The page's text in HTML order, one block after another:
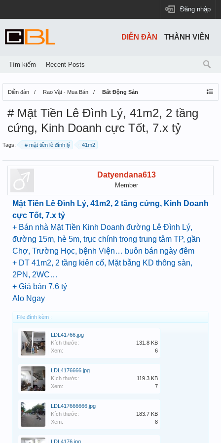
Đăng nhập
Diễn đàn Rao Vặt - Mua Bán Bất Động Sản
# Mặt Tiền Lê Đình Lý, 41m2, 2 tầng
cứng, Kinh Doanh cực Tốt, 7.x tỷ
Tags: # mặt tiền lê đình lý 41m2
Datyendana613
Member
Mặt Tiền Lê Đình Lý, 41m2, 2 tầng cứng, Kinh Doanh
cực Tốt, 7.x tỷ
+ Bán nhà Mặt Tiền Kinh Doanh đường Lê Đình Lý,
đường 15m, hè 5m, trục chính trong trung tâm TP, gần
Chợ, Trường Học, bệnh Viện… buôn bán ngày đêm
+ DT 41m2, 2 tầng kiên cố, Mặt bằng KD thông sàn,
2PN, 2WC…
+ Giá bán 7.6 tỷ
Alo Ngay
File đính kèm :
LDL41766.jpg
Kích thước:
131.8 KB
Xem:
6
LDL4176666.jpg
Kích thước:
119.3 KB
Xem:
7
LDL417666666.jpg
Kích thước:
183.7 KB
Xem:
8
LDL4176.jpg
DIỄN ĐÀN
Tìm kiếm Recent Posts
THÀNH VIÊN